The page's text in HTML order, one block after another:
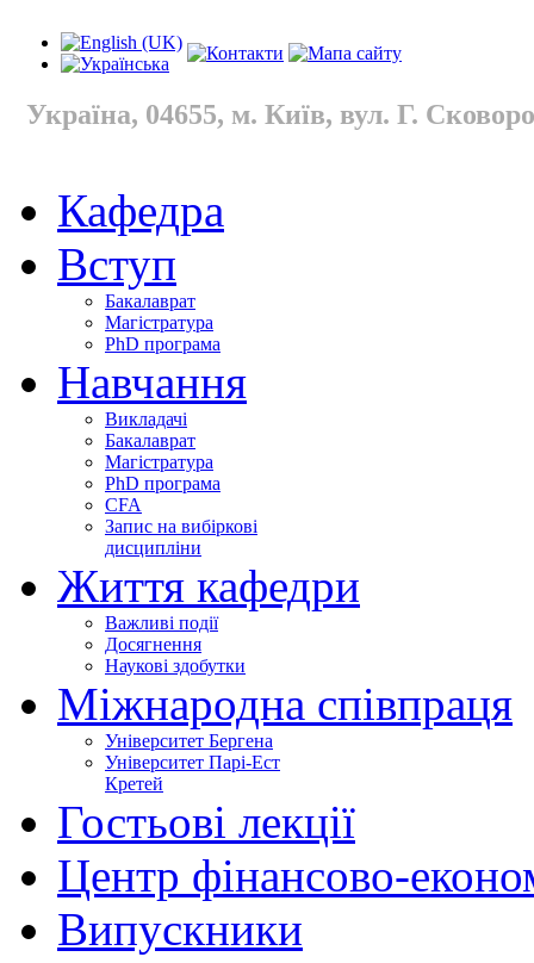
Україна, 04655, м. Київ, вул. Г.
Кафедра
Вступ
Бакалаврат
Магістратура
PhD програма
Навчання
Викладачі
Бакалаврат
Магістратура
PhD програма
CFA
Запис на вибіркові
дисципліни
Життя кафедри
Важливі події
Досягнення
Наукові здобутки
Міжнародна співпраця
Університет Бергена
Університет Парі-Ест
Кретей
Гостьові лекції
Центр фінансово-
Випускники